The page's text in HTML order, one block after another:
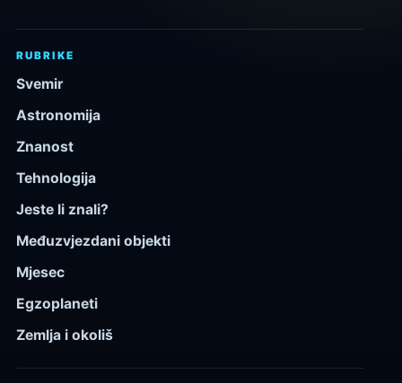
RUBRIKE
Svemir
Astronomija
Znanost
Tehnologija
Jeste li znali?
Međuzvjezdani objekti
Mjesec
Egzoplaneti
Zemlja i okoliš